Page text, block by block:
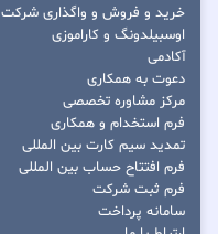
خرید و فروش و واگذاری شرکت
اوسبیلدونگ و کاراموزی
آکادمی
دعوت به همکاری
مرکز مشاوره تخصصی
فرم استخدام و همکاری
تمدید سیم کارت بین المللی
فرم افتتاح حساب بین المللی
فرم ثبت شرکت
سامانه پرداخت